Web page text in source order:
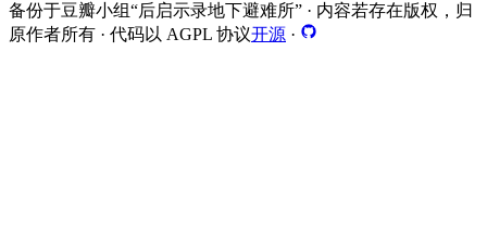
备份于豆瓣小组“后启示录地下避难所” · 内容若存在版权，归
原作者所有 · 代码以 AGPL 协议开源 ·